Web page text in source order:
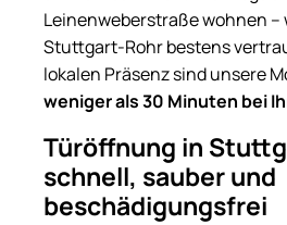
Leinenweberstraße wohnen –
Stuttgart-Rohr bestens
lokalen Präsenz sind unsere
weniger als 30 Minuten bei
Türöffnung in
schnell, sauber und
beschädigungsfrei